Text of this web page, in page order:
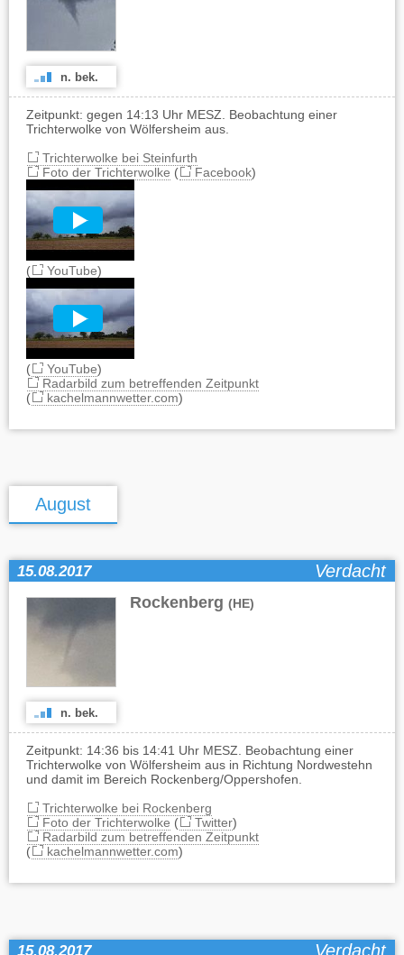
n. bek.
Zeitpunkt: gegen 14:13 Uhr MESZ. Beobachtung einer
Trichterwolke von Wölfersheim aus.
Trichterwolke bei Steinfurth
Foto der Trichterwolke ( Facebook)
( YouTube)
( YouTube)
Radarbild zum betreffenden Zeitpunkt
(
kachelmannwetter.com)
August
15.08.2017 Verdacht
Rockenberg (HE)
n. bek.
Zeitpunkt: 14:36 bis 14:41 Uhr MESZ. Beobachtung einer
Trichterwolke von Wölfersheim aus in Richtung Nordwestehn
und damit im Bereich Rockenberg/Oppershofen.
Trichterwolke bei Rockenberg
Foto der Trichterwolke ( Twitter)
Radarbild zum betreffenden Zeitpunkt
(
kachelmannwetter.com)
15.08.2017 Verdacht